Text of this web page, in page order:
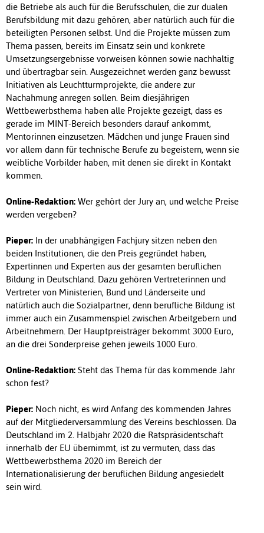
die Betriebe als auch für die Berufsschulen, die zur dualen
Berufsbildung mit dazu gehören, aber natürlich auch für die
beteiligten Personen selbst. Und die Projekte müssen zum
Thema passen, bereits im Einsatz sein und konkrete
Umsetzungsergebnisse vorweisen können sowie nachhaltig
und übertragbar sein. Ausgezeichnet werden ganz bewusst
Initiativen als Leuchtturmprojekte, die andere zur
Nachahmung anregen sollen. Beim diesjährigen
Wettbewerbsthema haben alle Projekte gezeigt, dass es
gerade im MINT-Bereich besonders darauf ankommt,
Mentorinnen einzusetzen. Mädchen und junge Frauen sind
vor allem dann für technische Berufe zu begeistern, wenn sie
weibliche Vorbilder haben, mit denen sie direkt in Kontakt
kommen.
Online-Redaktion: Wer gehört der Jury an, und welche Preise
werden vergeben?
Pieper: In der unabhängigen Fachjury sitzen neben den
beiden Institutionen, die den Preis gegründet haben,
Expertinnen und Experten aus der gesamten beruflichen
Bildung in Deutschland. Dazu gehören Vertreterinnen und
Vertreter von Ministerien, Bund und Länderseite und
natürlich auch die Sozialpartner, denn berufliche Bildung ist
immer auch ein Zusammenspiel zwischen Arbeitgebern und
Arbeitnehmern. Der Hauptpreisträger bekommt 3000 Euro,
an die drei Sonderpreise gehen jeweils 1000 Euro.
Online-Redaktion: Steht das Thema für das kommende Jahr
schon fest?
Pieper: Noch nicht, es wird Anfang des kommenden Jahres
auf der Mitgliederversammlung des Vereins beschlossen. Da
Deutschland im 2. Halbjahr 2020 die Ratspräsidentschaft
innerhalb der EU übernimmt, ist zu vermuten, dass das
Wettbewerbsthema 2020 im Bereich der
Internationalisierung der beruflichen Bildung angesiedelt
sein wird.